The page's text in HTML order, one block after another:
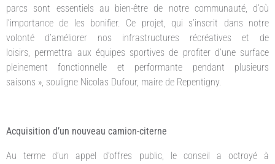
parcs sont essentiels au bien-être de notre communauté, d’où
l’importance de les bonifier. Ce projet, qui s’inscrit dans notre
volonté d’améliorer nos infrastructures récréatives et de
loisirs, permettra aux équipes sportives de profiter d’une surface
pleinement fonctionnelle et performante pendant plusieurs
saisons », souligne Nicolas Dufour, maire de Repentigny.
Acquisition d’un nouveau camion-citerne
Au terme d’un appel d’offres public, le conseil a octroyé à